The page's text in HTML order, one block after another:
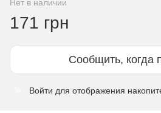
Нет в наличии
171 грн
Сообщить, когда
Войти для отображения